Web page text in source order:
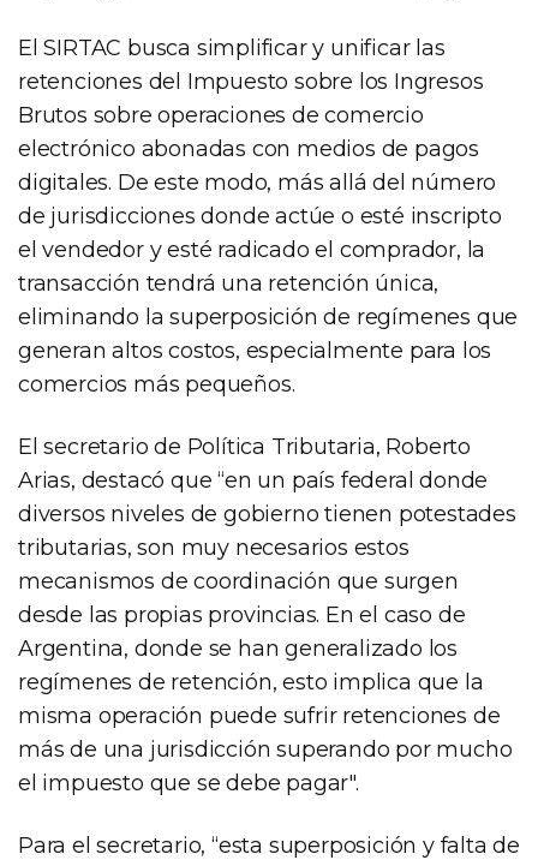
El SIRTAC busca simplificar y unificar las
retenciones del Impuesto sobre los Ingresos
Brutos sobre operaciones de comercio
electrónico abonadas con medios de pagos
digitales. De este modo, más allá del número
de jurisdicciones donde actúe o esté inscripto
el vendedor y esté radicado el comprador, la
transacción tendrá una retención única,
eliminando la superposición de regímenes que
generan altos costos, especialmente para los
comercios más pequeños.
El secretario de Política Tributaria, Roberto
Arias, destacó que “en un país federal donde
diversos niveles de gobierno tienen potestades
tributarias, son muy necesarios estos
mecanismos de coordinación que surgen
desde las propias provincias. En el caso de
Argentina, donde se han generalizado los
regímenes de retención, esto implica que la
misma operación puede sufrir retenciones de
más de una jurisdicción superando por mucho
el impuesto que se debe pagar".
Para el secretario, “esta superposición y falta de